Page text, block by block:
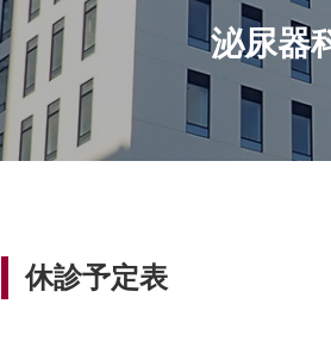
泌尿器
休診予定表